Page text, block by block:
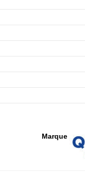
Marque